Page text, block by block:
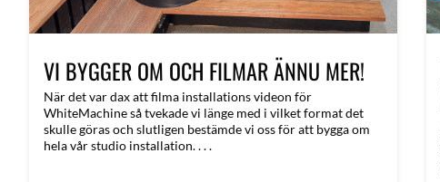
VI BYGGER OM OCH FILMAR ÄNNU MER!
När det var dax att filma installations videon för
WhiteMachine så tvekade vi länge med i vilket format det
skulle göras och slutligen bestämde vi oss för att bygga om
hela vår studio installation. . . .